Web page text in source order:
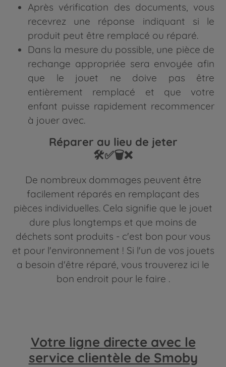
Après vérification des documents, vous
recevrez une réponse indiquant si le
produit peut être remplacé ou réparé.
Dans la mesure du possible, une pièce de
rechange appropriée sera envoyée afin
que le jouet ne doive pas être
entièrement remplacé et que votre
enfant puisse rapidement recommencer
à jouer avec.
Réparer au lieu de jeter
🛠️✅🗑️❌
De nombreux dommages peuvent être
facilement réparés en remplaçant des
pièces individuelles. Cela signifie que le jouet
dure plus longtemps et que moins de
déchets sont produits - c'est bon pour vous
et pour l'environnement ! Si l'un de vos jouets
a besoin d'être réparé, vous trouverez ici le
bon endroit pour le faire .
Votre ligne directe avec le
service clientèle de Smoby